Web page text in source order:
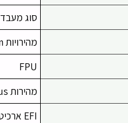
סוג מעבד
מהירויות Custom
FPU
מהירות Cache Bus
EFI ארכיטקטורת